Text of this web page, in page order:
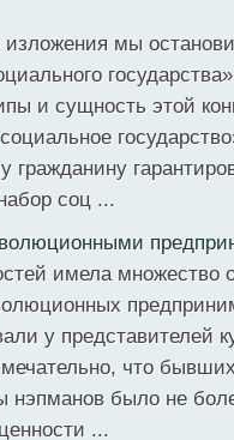
мы
и сущность этой
гражданину
соц ...
имела множество
у представителей
что
нэпманов было не
...